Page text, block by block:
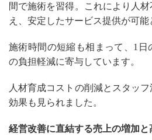
間で施術を習得。これにより人
え、安定したサービス提供が可能
施術時間の短縮も相まって、1日
の負担軽減に寄与しています。
人材育成コストの削減とスタッ
効果も見られました。
経営改善に直結する売上の増加